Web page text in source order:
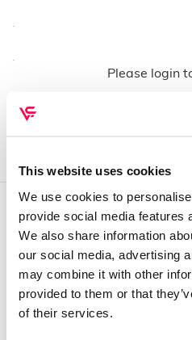
This website uses cookies
We use cookies to
provide social media features
We also share information
our social media, advertising
may combine it with other
provided to them or that
of their services.
Please login
Sobre mim
Contactos
Conta cliente